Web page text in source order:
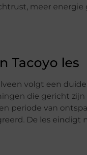
meer
Tacoyo les
volgt een
die gericht
periode van
De les eindigt